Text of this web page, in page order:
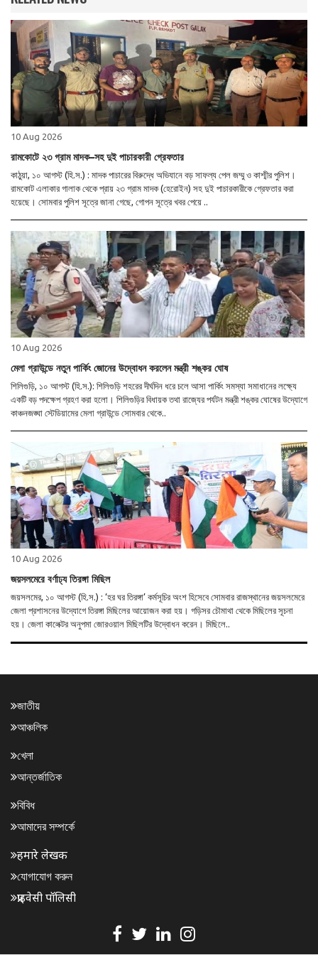
10 Aug 2026
রামকোটে ২৩ গ্রাম মাদক–সহ দুই পাচারকারী গ্রেফতার
কাঠুয়া, ১০ আগস্ট (হি.স.) : মাদক পাচারের বিরুদ্ধে অভিযানে বড় সাফল্য পেল জম্মু ও কাশ্মীর পুলিশ।
রামকোট এলাকার গালাক থেকে প্রায় ২৩ গ্রাম মাদক (হেরোইন) সহ দুই পাচারকারীকে গ্রেফতার করা
হয়েছে। সোমবার পুলিশ সূত্রে জানা গেছে, গোপন সূত্রে খবর পেয়ে ..
10 Aug 2026
মেলা গ্রাউন্ডে নতুন পার্কিং জোনের উদ্বোধন করলেন মন্ত্রী শঙ্কর ঘোষ
শিলিগুড়ি, ১০ আগস্ট (হি.স.): শিলিগুড়ি শহরের দীর্ঘদিন ধরে চলে আসা পার্কিং সমস্যা সমাধানের লক্ষ্যে
একটি বড় পদক্ষেপ গ্রহণ করা হলো। শিলিগুড়ির বিধায়ক তথা রাজ্যের পর্যটন মন্ত্রী শঙ্কর ঘোষের উদ্যোগে
কাঞ্চনজঙ্ঘা স্টেডিয়ামের মেলা গ্রাউন্ডে সোমবার থেকে..
10 Aug 2026
জয়সলমেরে বর্ণাঢ্য তিরঙ্গা মিছিল
জয়সলমের, ১০ আগস্ট (হি.স.) : ‘হর ঘর তিরঙ্গা’ কর্মসূচির অংশ হিসেবে সোমবার রাজস্থানের জয়সলমেরে
জেলা প্রশাসনের উদ্যোগে তিরঙ্গা মিছিলের আয়োজন করা হয়। গড়িসর চৌমাথা থেকে মিছিলের সূচনা
হয়। জেলা কালেক্টর অনুপমা জোরওয়াল মিছিলটির উদ্বোধন করেন। মিছিলে..
জাতীয়
আঞ্চলিক
খেলা
আন্তর্জাতিক
বিবিধ
আমাদের সম্পর্কে
हमारे लेखक
যোগাযোগ করুন
प्राइवेसी पॉलिसी